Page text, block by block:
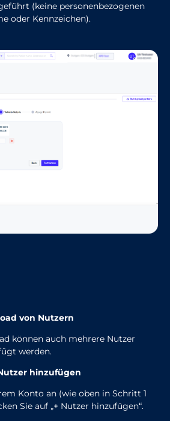
(keine personenbezogenen
oder Kennzeichen).
von Nutzern
können auch mehrere Nutzer
werden.
hinzufügen
Konto an (wie oben in Schritt 1
Sie auf „+ Nutzer hinzufügen“.